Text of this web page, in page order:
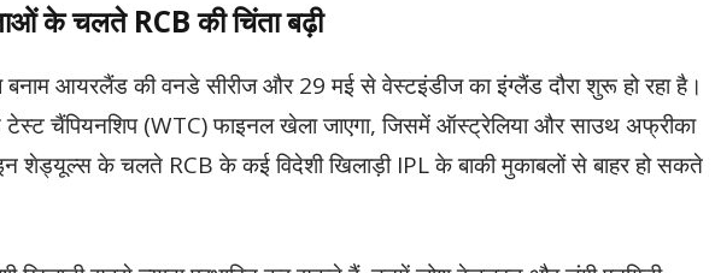
के चलते RCB की चिंता बढ़ी
आयरलैंड की वनडे सीरीज और 29 मई से वेस्टइंडीज का इंग्लैंड दौरा शुरू हो रहा है।
टेस्ट चैंपियनशिप (WTC) फाइनल खेला जाएगा, जिसमें ऑस्ट्रेलिया और साउथ अफ्रीका
शेड्यूल्स के चलते RCB के कई विदेशी खिलाड़ी IPL के बाकी मुकाबलों से बाहर हो सकते